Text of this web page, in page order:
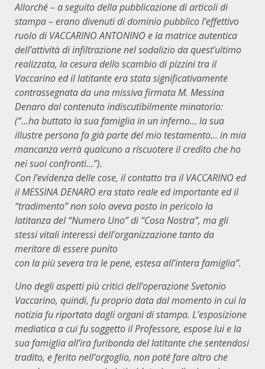
Allorché – a seguito della pubblicazione di articoli di
stampa – erano divenuti di dominio pubblico l’effettivo
ruolo di VACCARINO ANTONINO e la matrice autentica
dell’attività di infiltrazione nel sodalizio da quest’ultimo
realizzata, la cesura dello scambio di pizzini tra il
Vaccarino ed il latitante era stata significativamente
contrassegnata da una missiva firmata M. Messina
Denaro dal contenuto indiscutibilmente minatorio:
(“…ha buttato la sua famiglia in un inferno… la sua
illustre persona fa già parte del mio testamento… in mia
mancanza verrà qualcuno a riscuotere il credito che ho
nei suoi confronti…”).
Con l’evidenza delle cose, il contatto tra il VACCARINO ed
il MESSINA DENARO era stato reale ed importante ed il
“tradimento” non solo aveva posto in pericolo la
latitanza del “Numero Uno” di “Cosa Nostra”, ma gli
stessi vitali interessi dell’organizzazione tanto da
meritare di essere punito
con la più severa tra le pene, estesa all’intera famiglia”.
Uno degli aspetti più critici dell’operazione Svetonio
Vaccarino, quindi, fu proprio data dal momento in cui la
notizia fu riportata dagli organi di stampa. L’esposizione
mediatica a cui fu soggetto il Professore, espose lui e la
sua famiglia all’ira furibonda del latitante che sentendosi
tradito, e ferito nell’orgoglio, non poté fare altro che